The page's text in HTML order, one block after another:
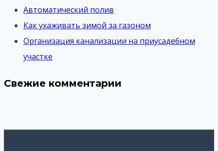
Автоматический полив
Как ухаживать зимой за газоном
Организация канализации на приусадебном
участке
Свежие комментарии